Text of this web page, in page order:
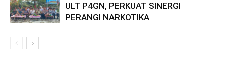
ULT P4GN, PERKUAT SINERGI
PERANGI NARKOTIKA